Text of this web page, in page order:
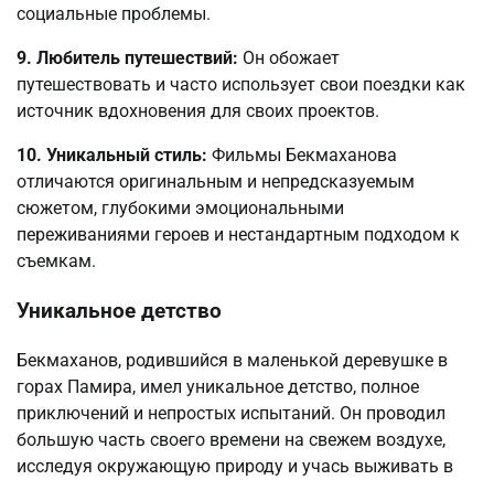
социальные проблемы.
9. Любитель путешествий: Он обожает
путешествовать и часто использует свои поездки как
источник вдохновения для своих проектов.
10. Уникальный стиль: Фильмы Бекмаханова
отличаются оригинальным и непредсказуемым
сюжетом, глубокими эмоциональными
переживаниями героев и нестандартным подходом к
съемкам.
Уникальное детство
Бекмаханов, родившийся в маленькой деревушке в
горах Памира, имел уникальное детство, полное
приключений и непростых испытаний. Он проводил
большую часть своего времени на свежем воздухе,
исследуя окружающую природу и учась выживать в